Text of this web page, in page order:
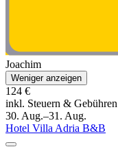
Joachim
Weniger anzeigen
124 €
inkl. Steuern & Gebühren
30. Aug.–31. Aug.
Hotel Villa Adria B&B